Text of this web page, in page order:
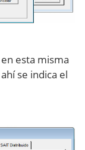
esta misma
se indica el